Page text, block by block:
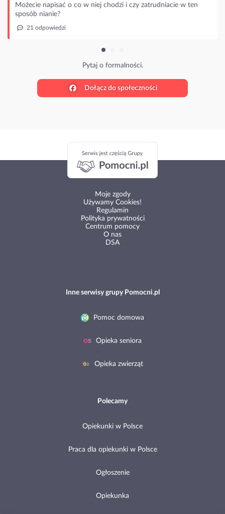
napisać o co w niej chodzi i czy zatrudniacie w ten
Pytaj o formalności.
Dołącz do społeczności
Moje zgody
Używamy Cookies!
Regulamin
Polityka prywatności
Centrum pomocy
O nas
DSA
Inne serwisy grupy Pomocni.pl
Pomoc domowa
Opieka seniora
Opieka zwierząt
Polecamy
Opiekunki w Polsce
Praca dla opiekunki w Polsce
Ogłoszenie
Opiekunka